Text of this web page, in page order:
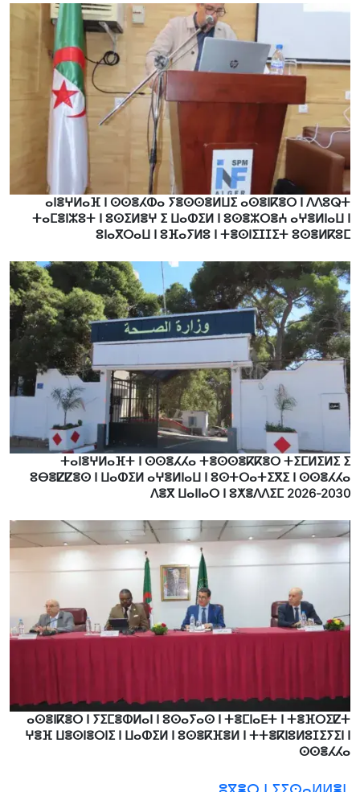
ⴰⵏⴻⵖⵍⴰⴼ ⵏ ⵙⵙⴻⵃⵀⴰ ⵢⴻⵙⵙⴻⵍⵡⵉ ⴰⵙⴻⵏⴽⴻⵔ ⵏ ⴷⴷⵓⵕⵜ
ⵜⴰⵎⴻⵏⵣⵓⵜ ⵏ ⵓⵙⵉⵍⴻⵖ ⵉ ⵡⴰⵀⵉⵍ ⵏ ⵓⵙⴻⵣⵔⴻⵄ ⴰⵖⴻⵍⵏⴰⵡ ⵏ
ⵓⵏⴰⴳⵔⴰⵡ ⵏ ⵓⴼⴰⵢⵍⵓ ⵏ ⵜⴻⵙⵏⵉⵊⵊⵉⵜ ⵓⵙⴻⵍⴽⵓⵎ
ⵜⴰⵏⴻⵖⵍⴰⴼⵜ ⵏ ⵙⵙⴻⵃⵃⴰ ⵜⴻⵙⵙⴻⴽⴽⴻⵔ ⵜⵉⵎⵍⵉⵍⵉ ⵉ
ⵓⴱⴻⵇⵇⴻⵙ ⵏ ⵡⴰⵀⵉⵍ ⴰⵖⴻⵍⵏⴰⵡ ⵏ ⵓⵙⵜⵔⴰⵜⵉⴳⵉ ⵏ ⵙⵙⴻⵃⵃⴰ
ⴷⴻⴳ ⵡⴰⵏⵏⴰⵔ ⵏ ⵓⵅⴻⴷⴷⵉⵎ 2026-2030
ⴰⵙⴻⵏⴽⴻⵔ ⵏ ⵢⵉⵎⴻⵀⵍⴰⵏ ⵏ ⵓⵙⴰⵢⴰⵙ ⵏ ⵜⴻⵎⵏⴰⴹⵜ ⵏ ⵜⴻⴼⵔⵉⵇⵜ
ⵖⴻⴼ ⵡⴻⵙⵏⴻⵔⵏⵉ ⵏ ⵡⴰⵀⵉⵍ ⵏ ⵓⵙⴻⴽⴼⴻⵍ ⵏ ⵜⵜⴻⴽⵏⵓⵍⵓⵊⵉⵢⵉⵏ ⵏ
ⵙⵙⴻⵃⵃⴰ